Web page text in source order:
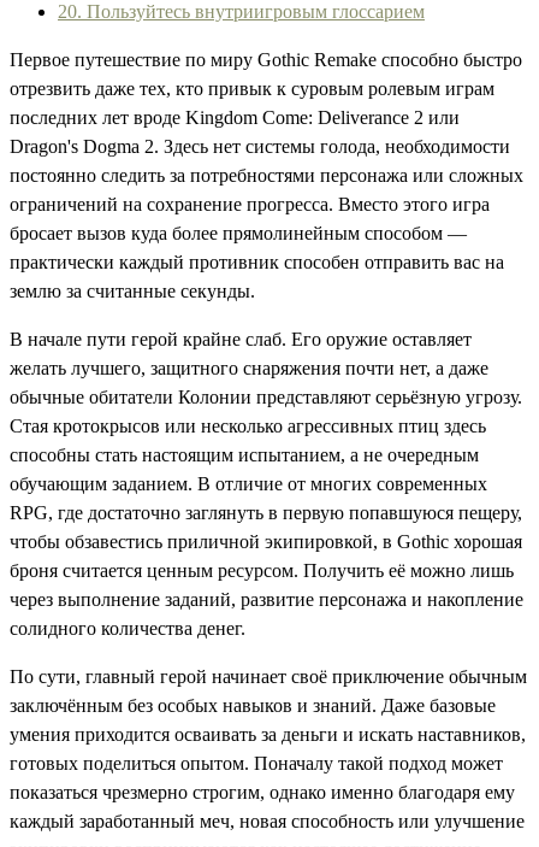
20. Пользуйтесь внутриигровым глоссарием
Первое путешествие по миру Gothic Remake способно быстро
отрезвить даже тех, кто привык к суровым ролевым играм
последних лет вроде Kingdom Come: Deliverance 2 или
Dragon's Dogma 2. Здесь нет системы голода, необходимости
постоянно следить за потребностями персонажа или сложных
ограничений на сохранение прогресса. Вместо этого игра
бросает вызов куда более прямолинейным способом —
практически каждый противник способен отправить вас на
землю за считанные секунды.
В начале пути герой крайне слаб. Его оружие оставляет
желать лучшего, защитного снаряжения почти нет, а даже
обычные обитатели Колонии представляют серьёзную угрозу.
Стая кротокрысов или несколько агрессивных птиц здесь
способны стать настоящим испытанием, а не очередным
обучающим заданием. В отличие от многих современных
RPG, где достаточно заглянуть в первую попавшуюся пещеру,
чтобы обзавестись приличной экипировкой, в Gothic хорошая
броня считается ценным ресурсом. Получить её можно лишь
через выполнение заданий, развитие персонажа и накопление
солидного количества денег.
По сути, главный герой начинает своё приключение обычным
заключённым без особых навыков и знаний. Даже базовые
умения приходится осваивать за деньги и искать наставников,
готовых поделиться опытом. Поначалу такой подход может
показаться чрезмерно строгим, однако именно благодаря ему
каждый заработанный меч, новая способность или улучшение